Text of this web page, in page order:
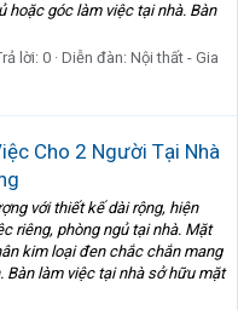
hoặc góc làm việc tại nhà. Bàn
lời: 0 Diễn đàn: Nội thất - Gia
Cho 2 Người Tại Nhà
với thiết kế dài rộng, hiện
riêng, phòng ngủ tại nhà. Mặt
kim loại đen chắc chắn mang
Bàn làm việc tại nhà sở hữu mặt